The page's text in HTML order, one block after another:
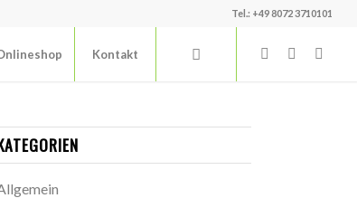
Tel.: +49 8072 3710101
Kontakt